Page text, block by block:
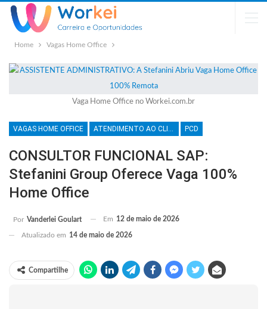
Home Vagas Home Office
Vaga Home Office no Workei.com.br
VAGAS HOME OFFICE ATENDIMENTO AO CLIENTE PCD
CONSULTOR FUNCIONAL SAP:
Stefanini Group Oferece Vaga 100%
Home Office
Por Vanderlei Goulart Em 12 de maio de 2026
Atualizado em 14 de maio de 2026
Compartilhe